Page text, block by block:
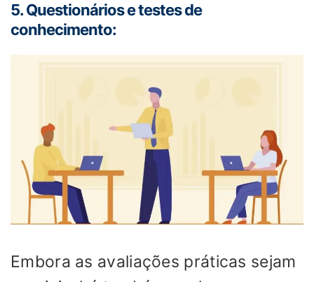
5. Questionários e testes de
conhecimento:
Embora as avaliações práticas sejam